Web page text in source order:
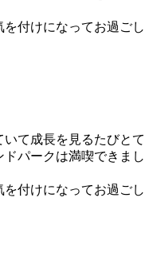
付けになってお過ごし
て成長を見るたびとて
パークは満喫できまし
付けになってお過ごし